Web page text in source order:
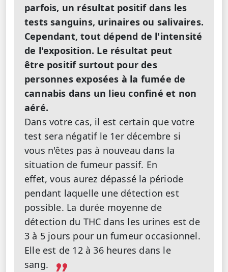
parfois, un résultat positif dans les
tests sanguins, urinaires ou salivaires.
Cependant, tout dépend de l'intensité
de l'exposition. Le résultat peut
être positif surtout pour des
personnes exposées à la fumée de
cannabis dans un lieu confiné et non
aéré.
Dans votre cas, il est certain que votre
test sera négatif le 1er décembre si
vous n'êtes pas à nouveau dans la
situation de fumeur passif. En
effet, vous aurez dépassé la période
pendant laquelle une détection est
possible. La durée moyenne de
détection du THC dans les urines est de
3 à 5 jours pour un fumeur occasionnel.
Elle est de 12 à 36 heures dans le
sang.